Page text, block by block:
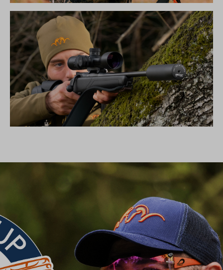
DIE NEUE SILENCE KOLLEKTION
BLASER CUP 2026
Erleben Sie den Blaser Cup 2026 – eine exklusive Serie von